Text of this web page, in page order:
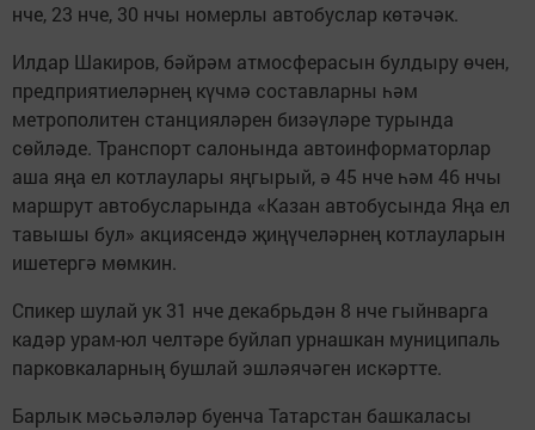
нче, 23 нче, 30 нчы номерлы автобуслар көтәчәк.
Илдар Шакиров, бәйрәм атмосферасын булдыру өчен,
предприятиеләрнең күчмә составларны һәм
метрополитен станцияләрен бизәүләре турында
сөйләде. Транспорт салонында автоинформаторлар
аша яңа ел котлаулары яңгырый, ә 45 нче һәм 46 нчы
маршрут автобусларында «Казан автобусында Яңа ел
тавышы бул» акциясендә җиңүчеләрнең котлауларын
ишетергә мөмкин.
Спикер шулай ук 31 нче декабрьдән 8 нче гыйнварга
кадәр урам-юл челтәре буйлап урнашкан муниципаль
парковкаларның бушлай эшләячәген искәртте.
Барлык мәсьәләләр буенча Татарстан башкаласы